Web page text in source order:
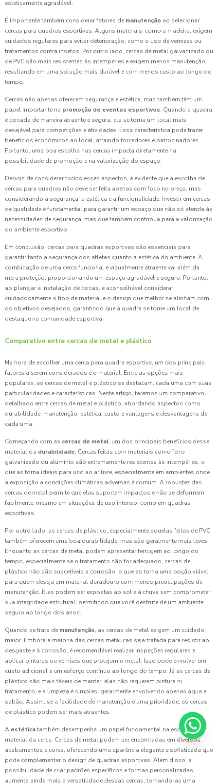
esteticamente agradável.
É importante também considerar fatores de manutenção ao selecionar
cercas para quadras esportivas. Alguns materiais, como a madeira, exigem
cuidados regulares para evitar deterioração, como o uso de vernizes ou
tratamentos contra insetos. Por outro lado, cercas de metal galvanizado ou
de PVC são mais resistentes às intempéries e exigem menos manutenção,
resultando em uma solução mais durável e com menos custo ao longo do
tempo.
Cercas não apenas oferecem segurança e estética, mas também têm um
papel importante na promoção de eventos esportivos. Quando a quadra
é cercada de maneira atraente e segura, ela se torna um local mais
desejável para competições e atividades. Essa característica pode trazer
benefícios econômicos ao local, atraindo torcedores e patrocinadores.
Portanto, uma boa escolha nas cercas impacta diretamente na
possibilidade de promoção e na valorização do espaço.
Depois de considerar todos esses aspectos, é evidente que a escolha de
cercas para quadras não deve ser feita apenas com foco no preço, mas
considerando a segurança, a estética e a funcionalidade. Investir em cercas
de qualidade é fundamental para garantir um espaço que não só atenda às
necessidades de segurança, mas que também contribua para a valorização
do ambiente esportivo.
Em conclusão, cercas para quadras esportivas são essenciais para
garantir tanto a segurança dos atletas quanto a estética do ambiente. A
combinação de uma cerca funcional e visualmente atraente vai além da
mera proteção, proporcionando um espaço agradável e seguro. Portanto,
ao planejar a instalação de cercas, é aconselhável considerar
cuidadosamente o tipo de material e o design que melhor se alinham com
os objetivos desejados, garantindo que a quadra se torne um local de
destaque na comunidade esportiva.
Comparativo entre cercas de metal e plástico
Na hora de escolher uma cerca para quadra esportiva, um dos principais
fatores a serem considerados é o material. Entre as opções mais
populares, as cercas de metal e plástico se destacam, cada uma com suas
particularidades e características. Neste artigo, faremos um comparativo
detalhado entre cercas de metal e plástico, abordando aspectos como
durabilidade, manutenção, estética, custo e vantagens e desvantagens de
cada uma.
Começando com as cercas de metal, um dos principais benefícios desse
material é a durabilidade. Cercas feitas com materiais como ferro
galvanizado ou alumínio são extremamente resistentes às intempéries, o
que as torna ideais para uso ao ar livre, especialmente em ambientes onde
a exposição a condições climáticas adversas é comum. A robustez das
cercas de metal permite que elas suportem impactos e não se deformem
facilmente, mesmo em situações de uso intenso, como em quadras
esportivas.
Por outro lado, as cercas de plástico, especialmente aquelas feitas de PVC,
também oferecem uma boa durabilidade, mas são geralmente mais leves.
Enquanto as cercas de metal podem apresentar ferrugem ao longo do
tempo, especialmente se o tratamento não for adequado, cercas de
plástico não são suscetíveis a corrosão, o que as torna uma opção viável
para quem deseja um material duradouro com menos preocupações de
manutenção. Elas podem ser expostas ao sol e à chuva sem comprometer
sua integridade estrutural, permitindo que você desfrute de um ambiente
seguro ao longo dos anos.
Quando se trata de manutenção, as cercas de metal exigem um cuidado
maior. Embora a maioria das cercas metálicas seja tratada para resistir ao
desgaste e à corrosão, é recomendável realizar inspeções regulares e
aplicar pinturas ou vernizes que protejam o metal. Isso pode envolver um
custo adicional e um esforço contínuo ao longo do tempo. Já as cercas de
plástico são mais fáceis de manter; elas não requerem pintura ni
tratamento, e a limpeza é simples, geralmente envolvendo apenas água e
sabão. Assim, se a facilidade de manutenção é uma prioridade, as cercas
de plástico podem ser mais atraentes.
A estéticatambém desempenha um papel fundamental na escolha do
material da cerca. Cercas de metal podem ser encontradas em diversos
acabamentos e cores, oferecendo uma aparência elegante e sofisticada que
pode complementar o design de quadras esportivas. Além disso, a
possibilidade de criar padrões específicos e formas personalizadas
aumenta ainda mais a versatilidade dessas cercas, tornando-as uma